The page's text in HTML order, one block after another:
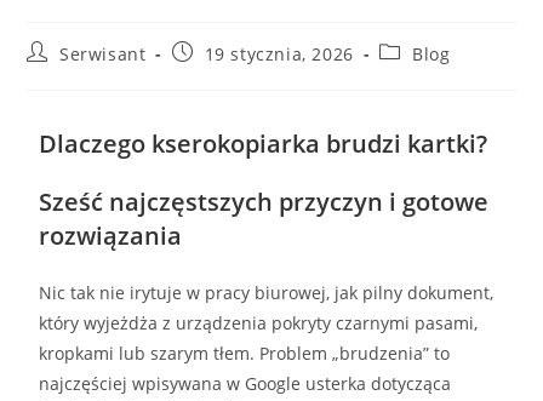
Serwisant 19 stycznia, 2026 Blog
Dlaczego kserokopiarka brudzi kartki?
Sześć najczęstszych przyczyn i gotowe
rozwiązania
Nic tak nie irytuje w pracy biurowej, jak pilny dokument,
który wyjeżdża z urządzenia pokryty czarnymi pasami,
kropkami lub szarym tłem. Problem „brudzenia” to
najczęściej wpisywana w Google usterka dotycząca